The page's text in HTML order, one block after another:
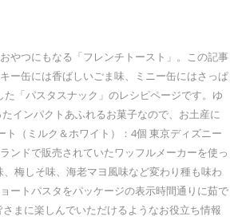
やつにもなる「フレンチトースト」。この記事
ー缶には香ばしいごま味、ミニー缶にはさっぱ
「パスタスナック」のレシピページです。ゆ
インパクトあふれるお菓子なので、お土産に
（ミルク＆ホワイト）：4個 東京ディズニー
ンドで販売されていたワッフルメーカーを使っ
梅しそ味、海老マヨ風味など変わり種も味わ
ートパスタをパッケージの表示時間通りに茹で
まに楽しんでいただけるようなお役立ち情報